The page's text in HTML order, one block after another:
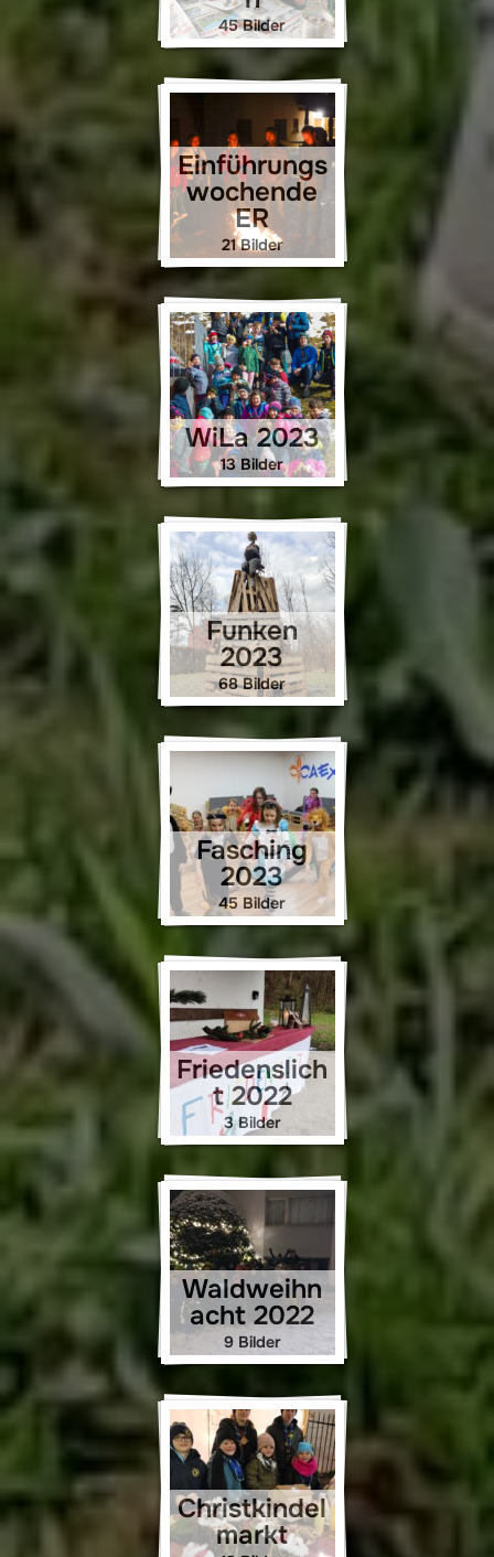
45 Bilder
Einführungs
wochende
ER
21 Bilder
WiLa 2023
13 Bilder
Funken
2023
68 Bilder
Fasching
2023
45 Bilder
Friedenslich
t 2022
3 Bilder
Waldweihn
acht 2022
9 Bilder
Christkindel
markt